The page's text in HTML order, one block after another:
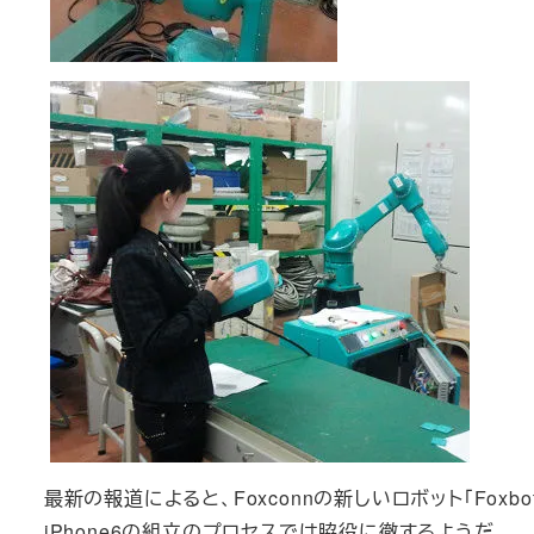
最新の報道によると、Foxconnの新しいロボット「Foxbot